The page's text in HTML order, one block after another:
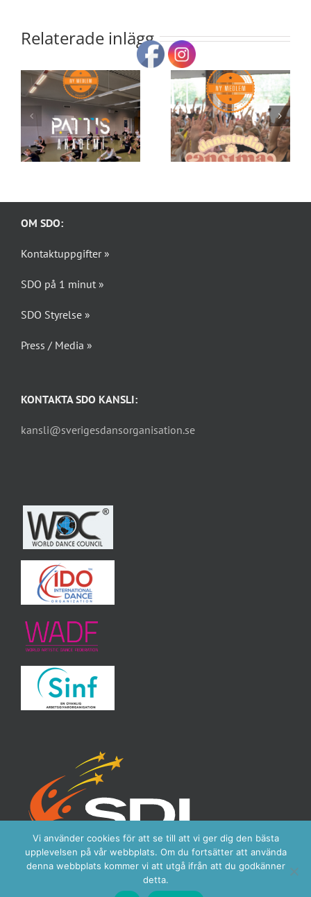
Relaterade inlägg
OM SDO:
Kontaktuppgifter »
SDO på 1 minut »
SDO Styrelse »
Press / Media »
KONTAKTA SDO KANSLI:
kansli@sverigesdansorganisation.se
Vi använder cookies för att se till att vi ger dig den bästa
upplevelsen på vår webbplats. Om du fortsätter att använda
denna webbplats kommer vi att utgå ifrån att du godkänner
detta.